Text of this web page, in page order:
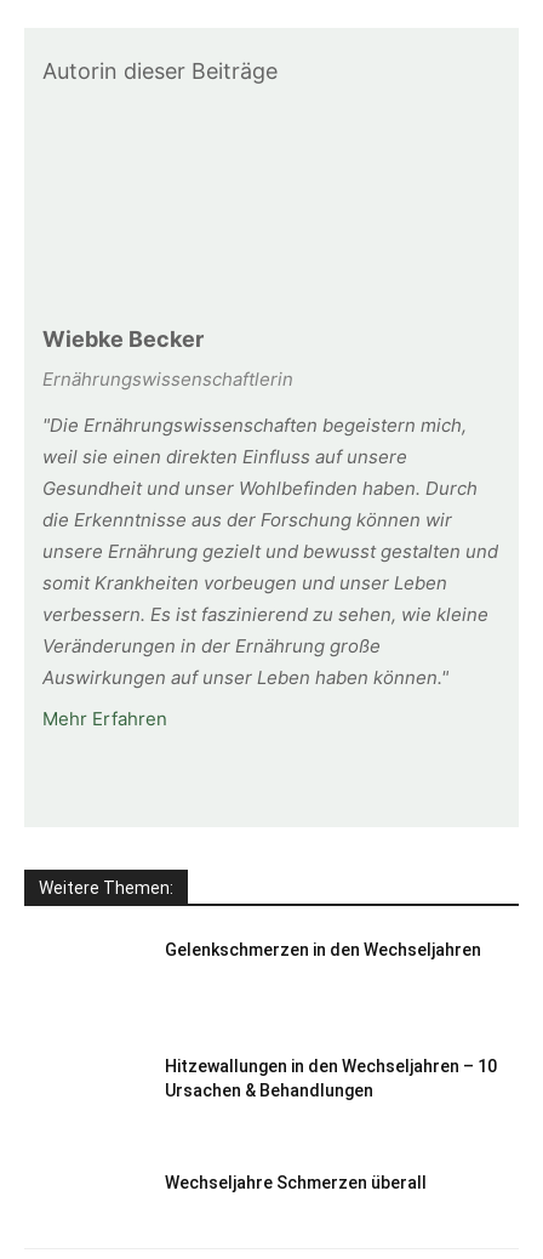
Autorin dieser Beiträge
Wiebke Becker
Ernährungswissenschaftlerin
"Die Ernährungswissenschaften begeistern mich,
weil sie einen direkten Einfluss auf unsere
Gesundheit und unser Wohlbefinden haben. Durch
die Erkenntnisse aus der Forschung können wir
unsere Ernährung gezielt und bewusst gestalten und
somit Krankheiten vorbeugen und unser Leben
verbessern. Es ist faszinierend zu sehen, wie kleine
Veränderungen in der Ernährung große
Auswirkungen auf unser Leben haben können."
Mehr Erfahren
Weitere Themen:
Gelenkschmerzen in den Wechseljahren
Hitzewallungen in den Wechseljahren – 10
Ursachen & Behandlungen
Wechseljahre Schmerzen überall